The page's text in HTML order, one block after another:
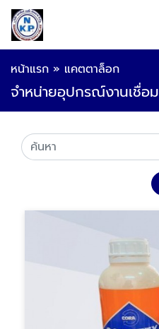
หน้าแรก » แคตตาล็อก
จำหน่ายอุปกรณ์งานเชื่อม